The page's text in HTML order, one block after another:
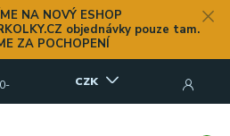
NA NOVÝ ESHOP
objednávky pouze tam.
ZA POCHOPENÍ
CZK